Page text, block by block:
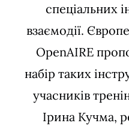
спеціальних
взаємодії.
OpenAIRE
набір таких
учасників
Ірина Кучма,